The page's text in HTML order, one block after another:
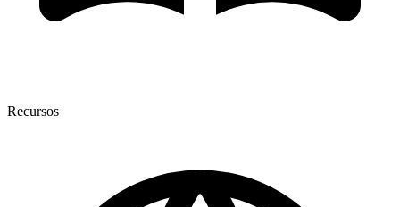
Recursos